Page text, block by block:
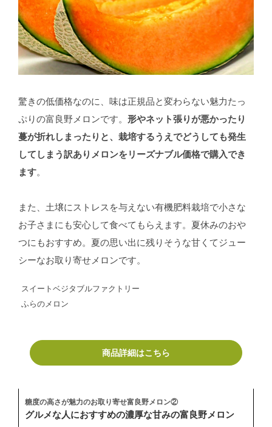
驚きの低価格なのに、味は正規品と変わらない魅力たっ
ぷりの富良野メロンです。 形やネット張りが悪かったり
蔓が折れしまったりと、栽培するうえでどうしても発生
してしまう訳ありメロンをリーズナブル価格で購入でき
ます。
また、土壌にストレスを与えない有機肥料栽培で小さな
お子さまにも安心して食べてもらえます。夏休みのおや
つにもおすすめ。夏の思い出に残りそうな甘くてジュー
シーなお取り寄せメロンです。
スイートベジタブルファクトリー
ふらのメロン
商品詳細はこちら
糖度の高さが魅力のお取り寄せ富良野メロン②
グルメな人におすすめの濃厚な甘みの富良野メロン